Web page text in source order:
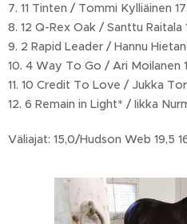
7. 11 Tinten / Tommi Kylliäinen
8. 12 Q-Rex Oak / Santtu Raitala
9. 2 Rapid Leader / Hannu
10. 4 Way To Go / Ari Moilanen
11. 10 Credit To Love / Jukka
12. 6 Remain in Light* / Iikka
Väliajat: 15,0/Hudson Web 19,5